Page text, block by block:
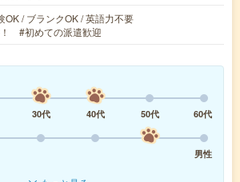
OK / ブランクOK / 英語力不要
#初めての派遣歓迎
30代 40代 50代
60代
男性